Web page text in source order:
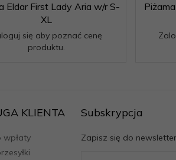
Eldar First Lady Aria w/r S-
XL
się aby poznać cenę
produktu.
KLIENTA
wpłaty
Subskrypcja
Zapisz się do